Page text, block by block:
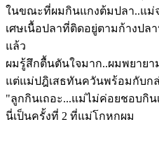
ในขณะที่ผมกินแกงต้มปลา..แม่
เศษเนื้อปลาที่ติดอยู่ตามก้างปล
แล้ว
ผมรู้สึกตื้นตันใจมาก..ผมพยายา
แต่แม่ปฎิเสธทันควันพร้อมกับก
"ลูกกินเถอะ...แม่ไม่ค่อยชอบกิน
นี่เป็นครั้งที่ 2 ที่แม่โกหกผม